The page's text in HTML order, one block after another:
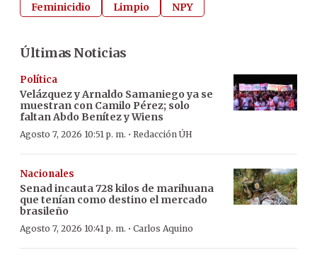
Feminicidio Limpio NPY
Últimas Noticias
Política
Velázquez y Arnaldo Samaniego ya se
muestran con Camilo Pérez; solo
faltan Abdo Benítez y Wiens
Agosto 7, 2026 10:51 p. m. · Redacción ÚH
Nacionales
Senad incauta 728 kilos de marihuana
que tenían como destino el mercado
brasileño
Agosto 7, 2026 10:41 p. m. · Carlos Aquino